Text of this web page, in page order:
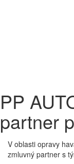
PP
partner
V oblasti opravy
zmluvný partner s